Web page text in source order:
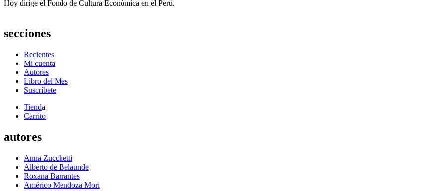
Hoy dirige el Fondo de Cultura Económica en el Perú.
secciones
Recientes
Mi cuenta
Autores
Libro del Mes
Suscríbete
Tienda
Carrito
autores
Anna Zucchetti
Alberto de Belaunde
Roxana Barrantes
Américo Mendoza Mori